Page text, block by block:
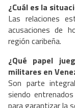
¿Cuál es la
Las relaciones
acusaciones de
región caribeña.
¿Qué papel
militares en
Son parte
siendo
para garantizar la